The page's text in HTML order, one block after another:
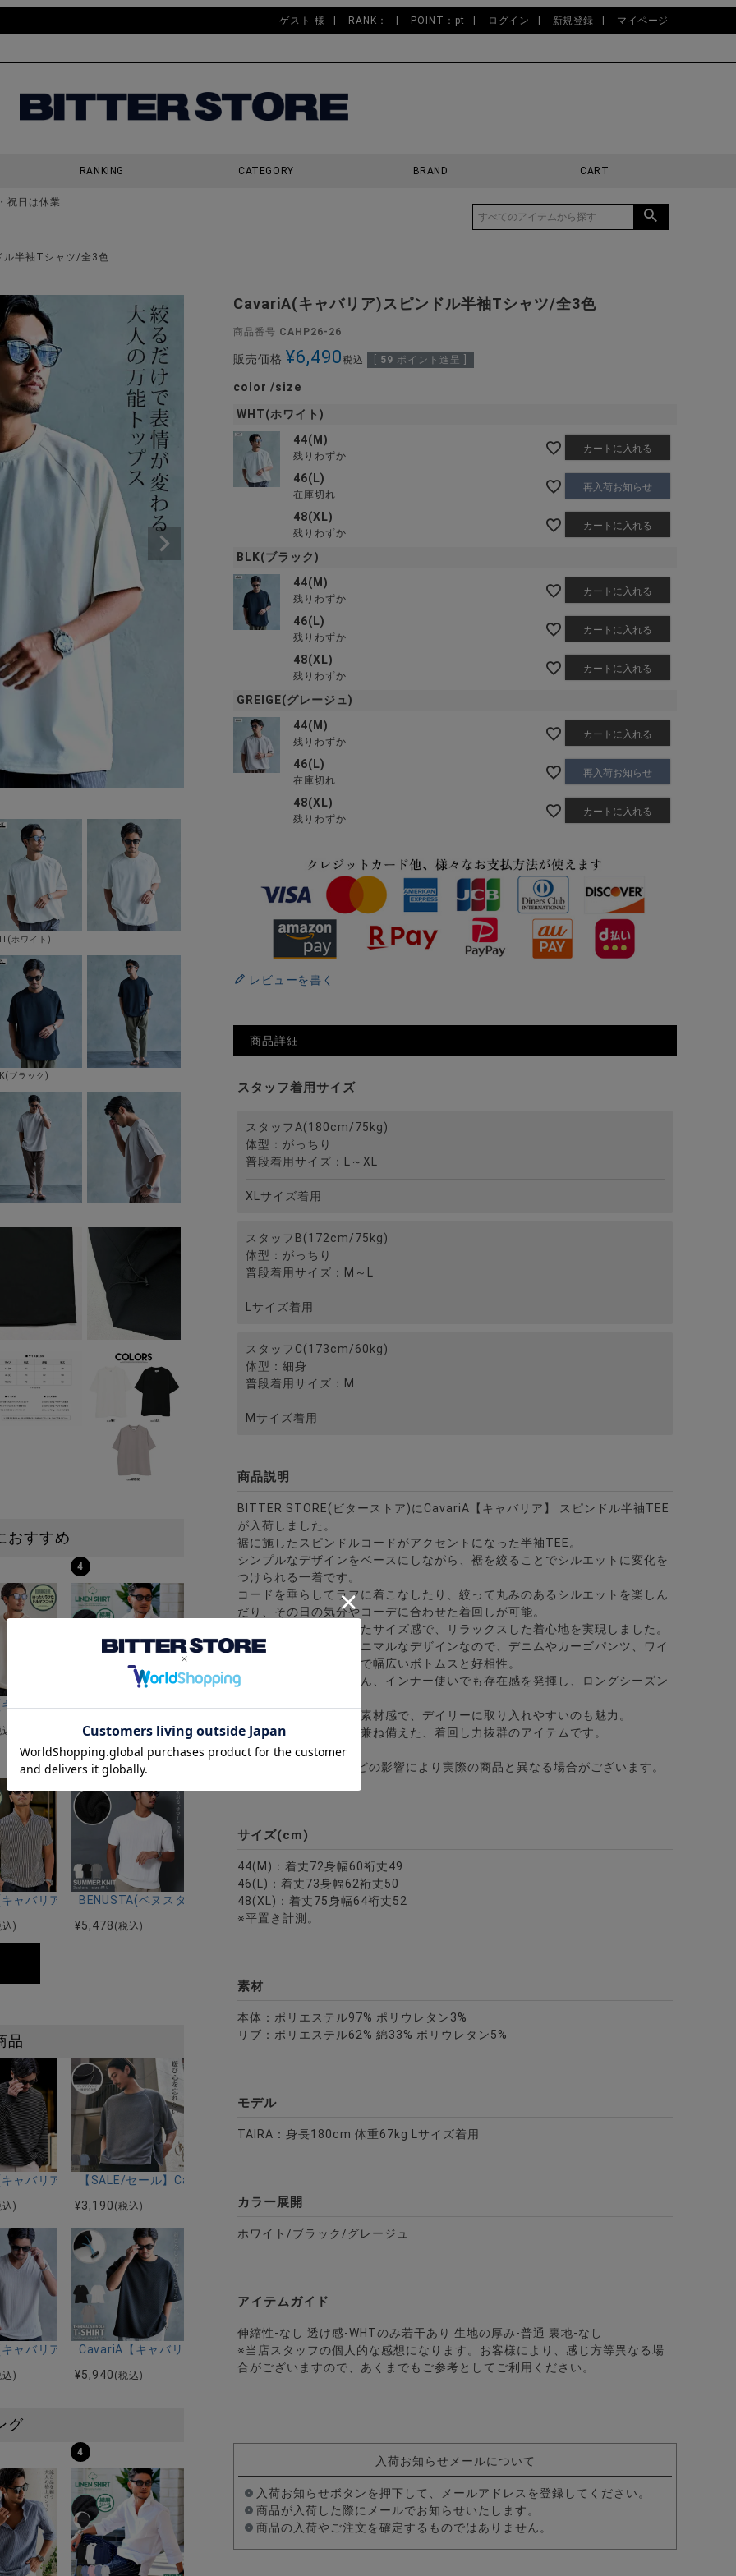
ゲスト 様 RANK： POINT：pt ログイン 新規登録 マイページ
RANKING CATEGORY BRAND CART
祝日は休業
ル半袖Tシャツ/全3色
ホワイト)
ブラック)
おすすめ
バンドカラー半袖シャツ＆イージーパンツ/全2色
袖Tシャツ/全4色
ャバリア)12Gミラノリブクルーネックドルマンハーフスリーブニット/全12色
)
4
4,290(税込)
速乾コットンタッチクルーネック半袖Tシャツ/全2色
ャバリア)ワイヤー入りイタリアンカラー半袖シアサッカーポロシャツ/全4色
)
8
BENUSTA(ベヌスタ)クルーネック半袖ニット/3色
¥5,478 (税込)
品
2色
ブテレコヘンリー半袖Tシャツ/全2色
ャバリア)ボーダースピンドルロングTEE/全2色
)
【SALE/セール】CavariA(キャバリア)身頃ZIP切り替えデザインクルーネック半袖Tシャツ/全3色
¥3,190 (税込)
ッパープルオーバー半袖シャツ/全4色
ャバリア)ストレッチジャガード半袖VネックTEE/全3色
)
CavariA【キャバリア】サーマルスピンドル半袖Tシャツ/全3色
¥5,940 (税込)
グ
4
CavariA(キャバリア)スピンドル半袖Tシャツ/全3色
商品番号 CAHP26-26
販売価格 ¥6,490税込 59 ポイント進呈 ]
color size
WHT(ホワイト)
44(M)
残りわずか
カートに入れる
46(L)
在庫切れ
再入荷お知らせ
48(XL)
残りわずか
カートに入れる
BLK(ブラック)
44(M)
残りわずか
カートに入れる
46(L)
残りわずか
カートに入れる
48(XL)
残りわずか
カートに入れる
GREIGE(グレージュ)
44(M)
残りわずか
カートに入れる
46(L)
在庫切れ
再入荷お知らせ
48(XL)
残りわずか
カートに入れる
レビューを書く
商品詳細
スタッフ着用サイズ
スタッフA(180cm/75kg)
体型：がっちり
普段着用サイズ：L～XL
XLサイズ着用
スタッフB(172cm/75kg)
体型：がっちり
普段着用サイズ：M～L
Lサイズ着用
スタッフC(173cm/60kg)
体型：細身
普段着用サイズ：M
Mサイズ着用
商品説明
BITTER STORE(ビターストア)にCavariA【キャバリア】 スピンドル半袖TEE
が入荷しました。
裾に施したスピンドルコードがアクセントになった半袖TEE。
シンプルなデザインをベースにしながら、裾を絞ることでシルエットに変化を
つけられる一着です。
コードを垂らしてラフに着こなしたり、絞って丸みのあるシルエットを楽しん
だり、その日の気分やコーデに合わせた着回しが可能。
程よくゆとりを持たせたサイズ感で、リラックスした着心地を実現しました。
無駄を削ぎ落としたミニマルなデザインなので、デニムやカーゴパンツ、ワイ
ドパンツ、ショーツまで幅広いボトムスと好相性。
一枚着としてはもちろん、インナー使いでも存在感を発揮し、ロングシーズン
さらっとした肌触りの素材感で、デイリーに取り入れやすいのも魅力。
トレンド感と実用性を兼ね備えた、着回し力抜群のアイテムです。
※モデル画像は照明などの影響により実際の商品と異なる場合がございます。
サイズ(cm)
44(M)：着丈72身幅60裄丈49
46(L)：着丈73身幅62裄丈50
48(XL)：着丈75身幅64裄丈52
※平置き計測。
素材
本体：ポリエステル97% ポリウレタン3%
リブ：ポリエステル62% 綿33% ポリウレタン5%
モデル
TAIRA：身長180cm 体重67kg Lサイズ着用
カラー展開
ホワイト/ブラック/グレージュ
アイテムガイド
伸縮性-なし 透け感-WHTのみ若干あり 生地の厚み-普通 裏地-なし
※当店スタッフの個人的な感想になります。お客様により、感じ方等異なる場
合がございますので、あくまでもご参考としてご利用ください。
入荷お知らせメールについて
入荷お知らせボタンを押下して、メールアドレスを登録してください。
商品が入荷した際にメールでお知らせいたします。
商品の入荷やご注文を確定するものではありません。